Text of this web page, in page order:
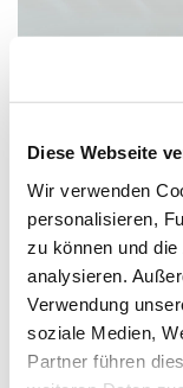
Diese Webseite
Wir verwenden
personalisieren,
zu können und
analysieren.
Verwendung
soziale Medien,
Partner führen
Sonntag,
Uhr
Schloß